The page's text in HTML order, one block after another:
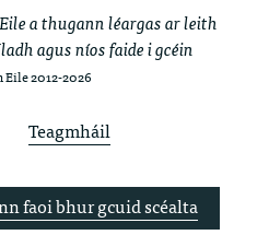
a thugann léargas ar leith
agus níos faide i gcéin
2012-2026
Teagmháil
faoi bhur gcuid scéalta